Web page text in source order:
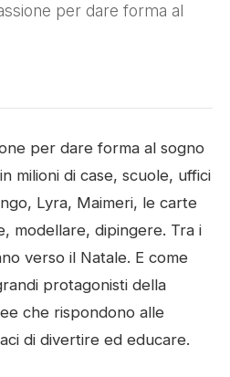
per dare forma al
per dare forma al sogno
milioni di case, scuole, uffici
Lyra, Maimeri, le carte
modellare, dipingere. Tra i
verso il Natale. E come
protagonisti della
che rispondono alle
di divertire ed educare.